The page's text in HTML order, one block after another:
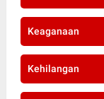
Keaganaan
Kehilangan